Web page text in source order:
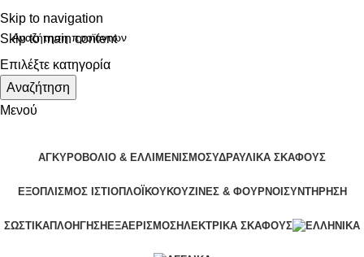
Skip to navigation
Skip to main content
Επιλέξτε κατηγορία
Αναζήτηση
Μενού
ΑΓΚΥΡΟΒΌΛΙΟ & ΕΛΛΙΜΕΝΙΣΜΌΣΥΔΡΑΥΛΙΚΆ ΣΚΆΦΟΥΣ
ΕΞΟΠΛΙΣΜΌΣ ΙΣΤΙΟΠΛΟΪΚΟΎΚΟΥΖΊΝΕΣ & ΦΟΎΡΝΟΙ ΣΥΝΤΉΡΗΣΗ
ΣΩΣΤΙΚΆΠΛΟΉΓΗΣΗ ΕΞΑΕΡΙΣΜΌΣΗΛΕΚΤΡΙΚΆ ΣΚΆΦΟΥΣ